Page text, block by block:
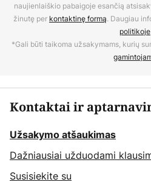
naujienlaiškio pabaigoje esančią
žinutę per kontaktinę formą. Daugiau
politikoje
*Gali būti taikoma užsakymams, kurių
Kontaktai ir
Užsakymo atšaukimas
Dažniausiai užduodami
Susisiekite su